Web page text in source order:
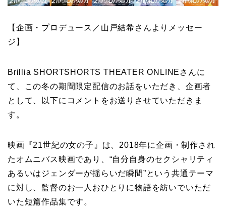
【企画・プロデュース／山戸結希さんよりメッセー
ジ】
Brillia SHORTSHORTS THEATER ONLINEさんに
て、この冬の期間限定配信のお話をいただき、企画者
として、以下にコメントをお送りさせていただきま
す。
映画『21世紀の女の子』は、2018年に企画・制作され
たオムニバス映画であり、“自分自身のセクシャリティ
あるいはジェンダーが揺らいだ瞬間”という共通テーマ
に対し、監督のお一人おひとりに物語を紡いでいただ
いた短篇作品集です。